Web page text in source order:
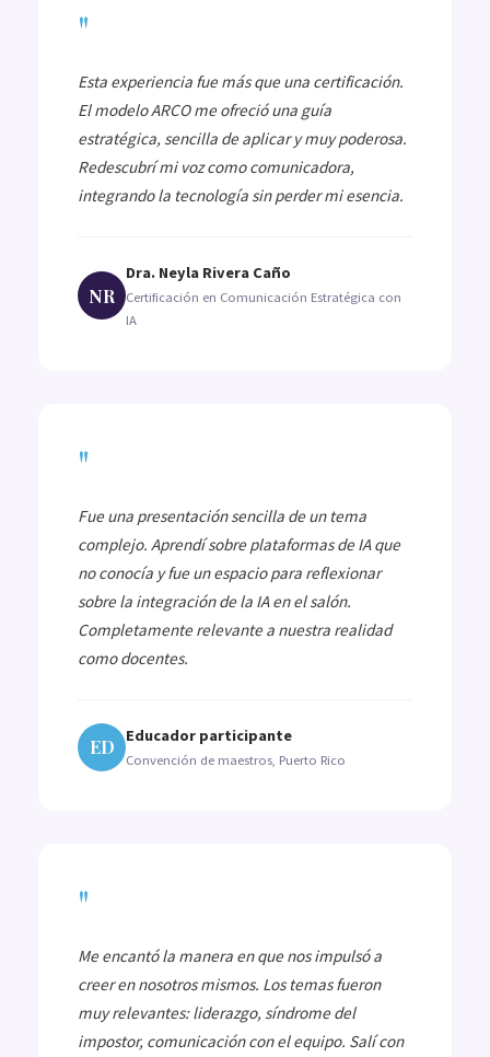
"
Esta experiencia fue más que una certificación.
El modelo ARCO me ofreció una guía
estratégica, sencilla de aplicar y muy poderosa.
Redescubrí mi voz como comunicadora,
integrando la tecnología sin perder mi esencia.
NR
Dra. Neyla Rivera Caño
Certificación en Comunicación Estratégica con
IA
"
Fue una presentación sencilla de un tema
complejo. Aprendí sobre plataformas de IA que
no conocía y fue un espacio para reflexionar
sobre la integración de la IA en el salón.
Completamente relevante a nuestra realidad
como docentes.
ED Educador participante
Convención de maestros, Puerto Rico
"
Me encantó la manera en que nos impulsó a
creer en nosotros mismos. Los temas fueron
muy relevantes: liderazgo, síndrome del
impostor, comunicación con el equipo. Salí con